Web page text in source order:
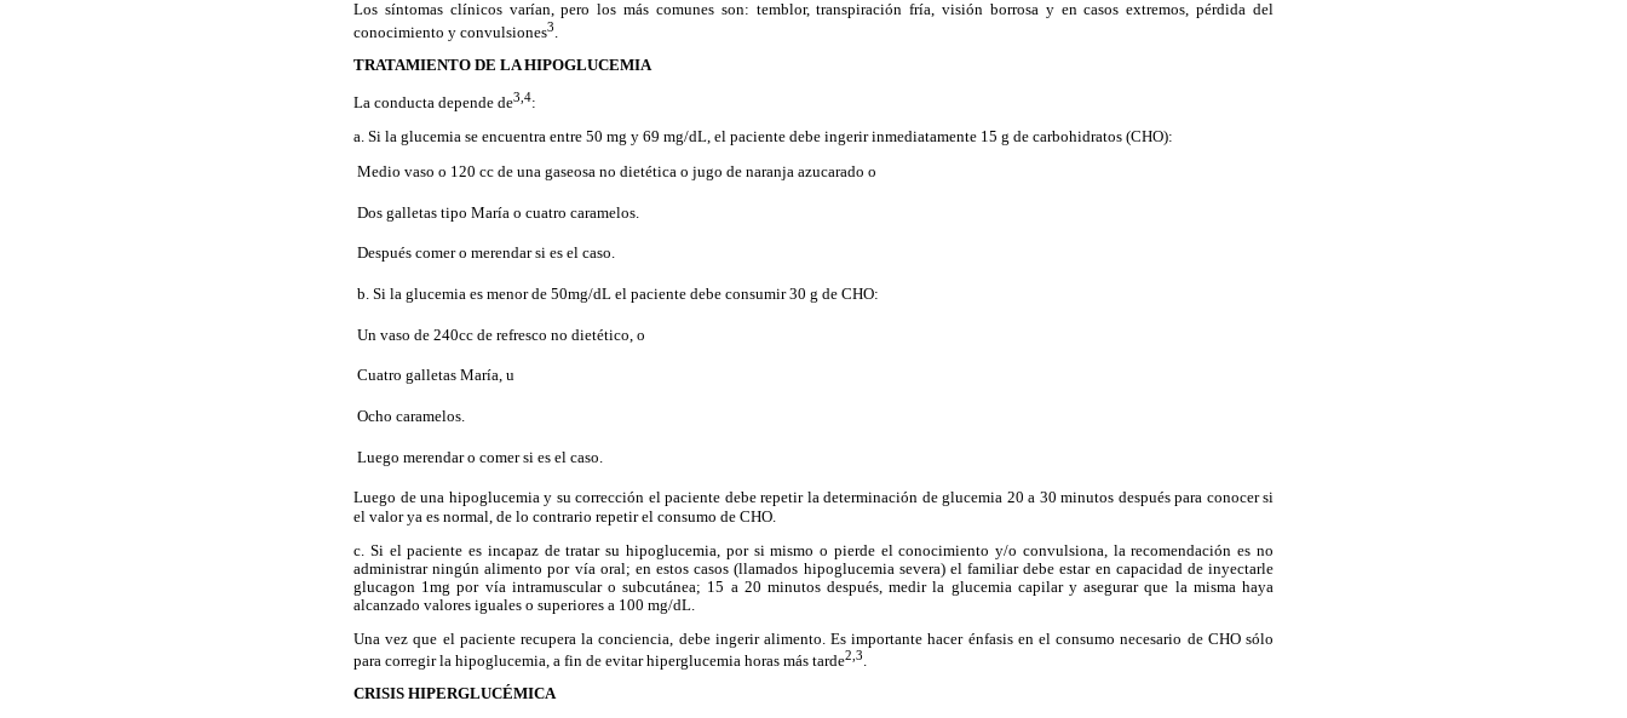
Los síntomas clínicos varían, pero los más comunes son: temblor, transpiración fría, visión borrosa y en casos extremos, pérdida del
conocimiento y convulsiones3
TRATAMIENTO DE LA HIPOGLUCEMIA
La conducta depende de3,4:
a. Si la glucemia se encuentra entre 50 mg y 69 mg/dL, el paciente debe ingerir inmediatamente 15 g de carbohidratos (CHO):
 Medio vaso o 120 cc de una gaseosa no dietética o jugo de naranja azucarado o
 Dos galletas tipo María o cuatro caramelos.
 Después comer o merendar si es el caso.
 b. Si la glucemia es menor de 50mg/dL el paciente debe consumir 30 g de CHO:
 Un vaso de 240cc de refresco no dietético, o
 Cuatro galletas María, u
 Ocho caramelos.
 Luego merendar o comer si es el caso.
Luego de una hipoglucemia y su corrección el paciente debe repetir la determinación de glucemia 20 a 30 minutos después para conocer si
el valor ya es normal, de lo contrario repetir el consumo de CHO.
c. Si el paciente es incapaz de tratar su hipoglucemia, por si mismo o pierde el conocimiento y/o convulsiona, la recomendación es no
administrar ningún alimento por vía oral; en estos casos (llamados hipoglucemia severa) el familiar debe estar en capacidad de inyectarle
glucagon 1mg por vía intramuscular o subcutánea; 15 a 20 minutos después, medir la glucemia capilar y asegurar que la misma haya
alcanzado valores iguales o superiores a 100 mg/dL.
Una vez que el paciente recupera la conciencia, debe ingerir alimento. Es importante hacer énfasis en el consumo necesario de CHO sólo
para corregir la hipoglucemia, a fin de evitar hiperglucemia horas más tarde2,3
CRISIS HIPERGLUCÉMICA